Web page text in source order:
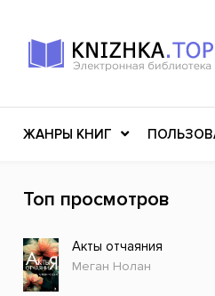
ЖАНРЫ КНИГ
Российское искусство
Детективы
Топ просмотров
Акты отчаяния
Меган Нолан